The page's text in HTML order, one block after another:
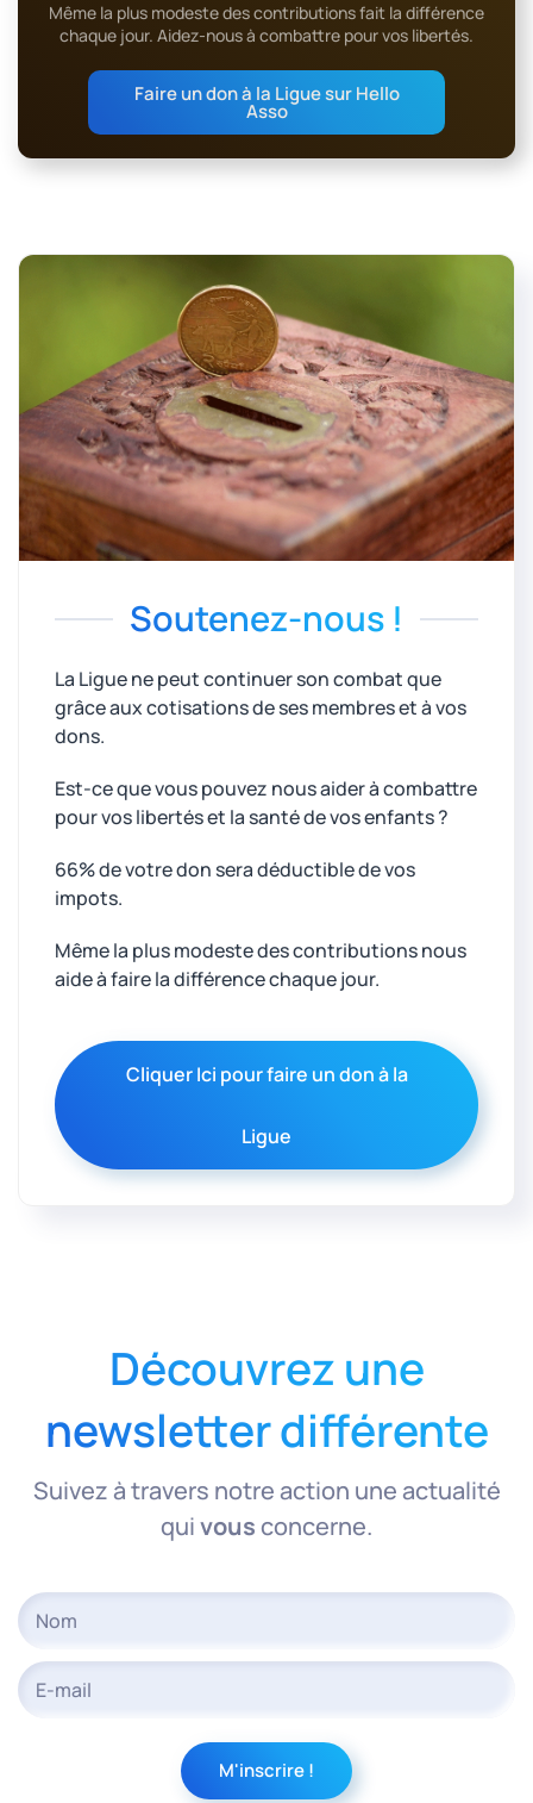
Même la plus modeste des contributions fait la différence
chaque jour. Aidez-nous à combattre pour vos libertés.
Faire un don à la Ligue sur Hello
Asso
Soutenez-nous !
La Ligue ne peut continuer son combat que
grâce aux cotisations de ses membres et à vos
dons.
Est-ce que vous pouvez nous aider à combattre
pour vos libertés et la santé de vos enfants ?
66% de votre don sera déductible de vos
impots.
Même la plus modeste des contributions nous
aide à faire la différence chaque jour.
Cliquer Ici pour faire un don à la
Ligue
Découvrez une
newsletter différente
Suivez à travers notre action une actualité
quivousconcerne.